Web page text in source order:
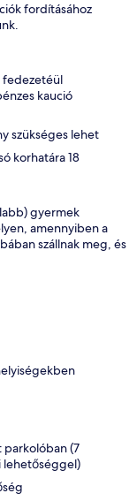
fordításához
fedezetéül
kaució
szükséges lehet
korhatára 18
gyermek
amennyiben a
szállnak meg, és
parkolóban (7
lehetőséggel)